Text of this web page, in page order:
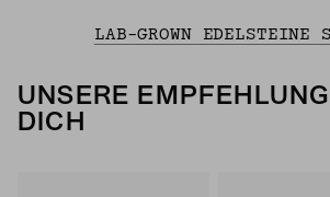
LAB-GROWN EDELSTEINE
UNSERE
DICH